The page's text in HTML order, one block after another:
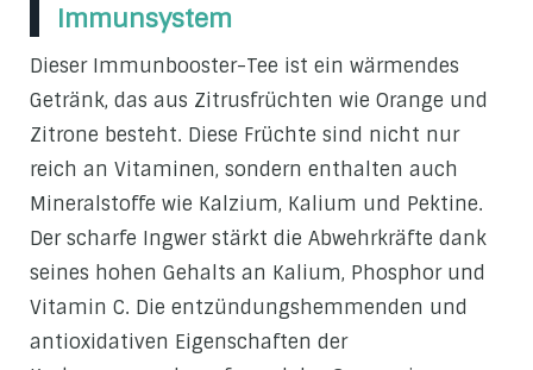
Immunsystem
Dieser Immunbooster-Tee ist ein wärmendes
Getränk, das aus Zitrusfrüchten wie Orange und
Zitrone besteht. Diese Früchte sind nicht nur
reich an Vitaminen, sondern enthalten auch
Mineralstoffe wie Kalzium, Kalium und Pektine.
Der scharfe Ingwer stärkt die Abwehrkräfte dank
seines hohen Gehalts an Kalium, Phosphor und
Vitamin C. Die entzündungshemmenden und
antioxidativen Eigenschaften der